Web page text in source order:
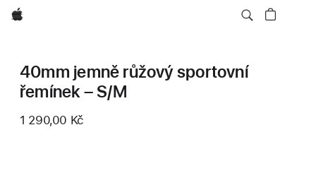
Apple
40mm jemně růžový sportovní
řemínek – S/M
1 290,00 Kč